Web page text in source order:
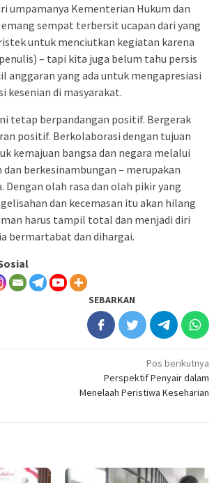
umpamanya Kementerian Hukum dan
sempat terbersit ucapan dari yang
untuk menciutkan kegiatan karena
– tapi kita juga belum tahu persis
anggaran yang ada untuk mengapresiasi
kesenian di masyarakat.
tetap berpandangan positif. Bergerak
positif. Berkolaborasi dengan tujuan
kemajuan bangsa dan negara melalui
berkesinambungan – merupakan
Dengan olah rasa dan olah pikir yang
dan kecemasan itu akan hilang
harus tampil total dan menjadi diri
bermartabat dan dihargai.
SEBARKAN
Pos berikutnya
Perspektif Penyair dalam
Menelaah Peristiwa Keseharian